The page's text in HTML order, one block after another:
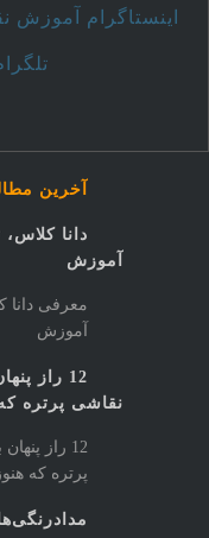
آخرین
دانا
آموزش
معرفی دانا
آموزش
12 راز
نقاشی پرتره
12 راز
پرتره که